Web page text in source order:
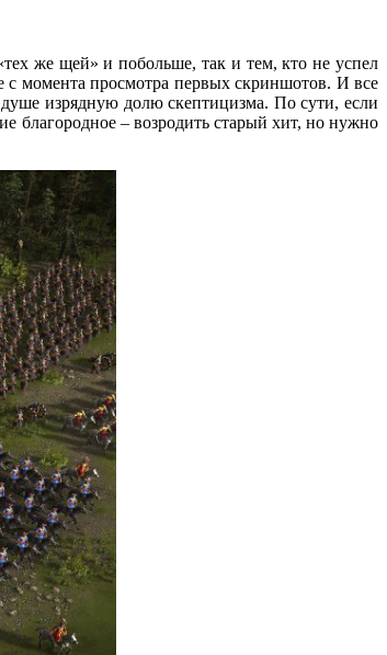
же щей» и побольше, так и тем, кто не успел
с момента просмотра первых скриншотов. И все
изрядную долю скептицизма. По сути, если
благородное – возродить старый хит, но нужно